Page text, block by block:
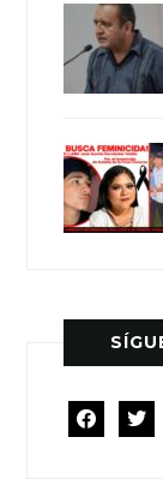
facebook